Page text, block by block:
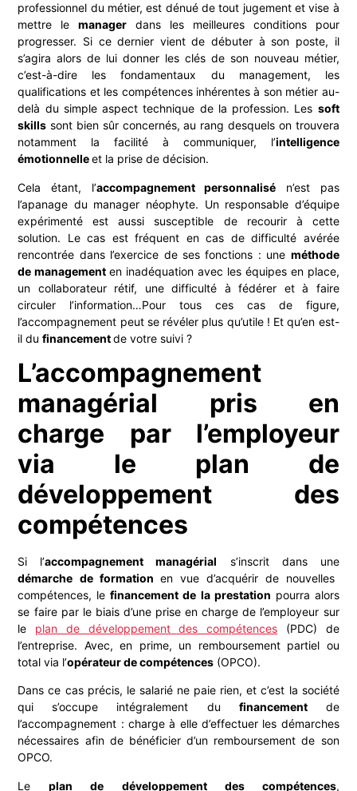
professionnel du métier, est dénué de tout jugement et vise à
mettre lemanager dans les meilleures conditions pour
progresser. Si ce dernier vient de débuter à son poste, il
s’agira alors de lui donner les clés de son nouveau métier,
c’est-à-dire les fondamentaux du management, les
qualifications et les compétences inhérentes à son métier au-
delà du simple aspect technique de la profession. Les soft
skills sont bien sûr concernés, au rang desquels on trouvera
notamment la facilité à communiquer, l’intelligence
émotionnelleet la prise de décision.
Cela étant, l’accompagnement personnalisé n’est pas
l’apanage du manager néophyte. Un responsable d’équipe
expérimenté est aussi susceptible de recourir à cette
solution. Le cas est fréquent en cas de difficulté avérée
rencontrée dans l’exercice de ses fonctions : une méthode
de managementen inadéquation avec les équipes en place,
un collaborateur rétif, une difficulté à fédérer et à faire
circuler l’information…Pour tous ces cas de figure,
l’accompagnement peut se révéler plus qu’utile ! Et qu’en est-
il dufinancementde votre suivi ?
L’accompagnement
managérial pris en
charge par l’employeur
via le plan de
développement des
compétences
Si l’accompagnement managérial s’inscrit dans une
démarche de formation en vue d’acquérir de nouvelles
compétences, lefinancement de la prestation pourra alors
se faire par le biais d’une prise en charge de l’employeur sur
le plan de développement des compétences (PDC) de
l’entreprise. Avec, en prime, un remboursement partiel ou
total via l’opérateur de compétences (OPCO).
Dans ce cas précis, le salarié ne paie rien, et c’est la société
qui s’occupe intégralement du financementde
l’accompagnement : charge à elle d’effectuer les démarches
nécessaires afin de bénéficier d’un remboursement de son
OPCO.
Leplan de développement des compétences,